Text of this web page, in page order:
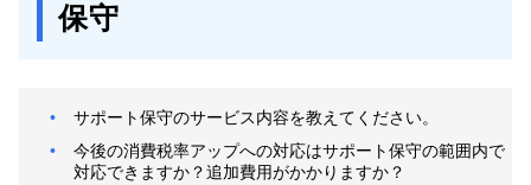
保守
サポート保守のサービス内容を教えてください。
今後の消費税率アップへの対応はサポート保守の範囲内で
対応できますか？追加費用がかかりますか？